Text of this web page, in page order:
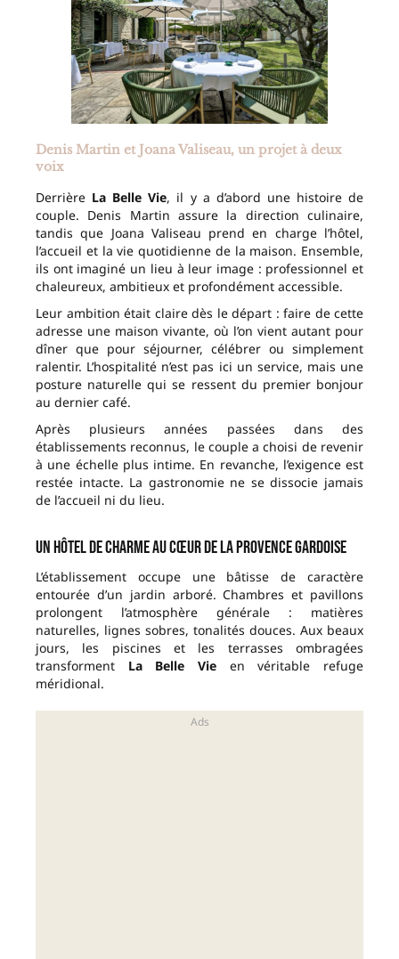
Denis Martin et Joana Valiseau, un projet à deux
voix
Derrière La Belle Vie, il y a d’abord une histoire de
couple. Denis Martin assure la direction culinaire,
tandis que Joana Valiseau prend en charge l’hôtel,
l’accueil et la vie quotidienne de la maison. Ensemble,
ils ont imaginé un lieu à leur image : professionnel et
chaleureux, ambitieux et profondément accessible.
Leur ambition était claire dès le départ : faire de cette
adresse une maison vivante, où l’on vient autant pour
dîner que pour séjourner, célébrer ou simplement
ralentir. L’hospitalité n’est pas ici un service, mais une
posture naturelle qui se ressent du premier bonjour
au dernier café.
Après plusieurs années passées dans des
établissements reconnus, le couple a choisi de revenir
à une échelle plus intime. En revanche, l’exigence est
restée intacte. La gastronomie ne se dissocie jamais
de l’accueil ni du lieu.
Un hôtel de charme au cœur de la Provence gardoise
L’établissement occupe une bâtisse de caractère
entourée d’un jardin arboré. Chambres et pavillons
prolongent l’atmosphère générale : matières
naturelles, lignes sobres, tonalités douces. Aux beaux
jours, les piscines et les terrasses ombragées
transforment La Belle Vie en véritable refuge
méridional.